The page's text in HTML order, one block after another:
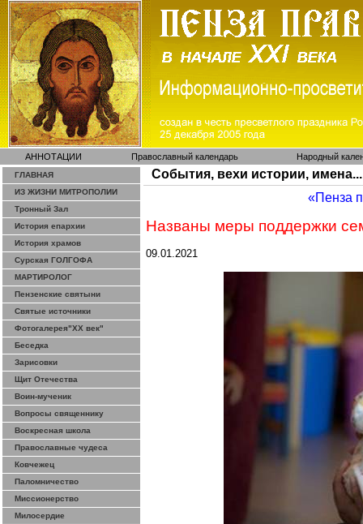
АННОТАЦИИ Православный календарь Народный
ГЛАВНАЯ
ИЗ ЖИЗНИ МИТРОПОЛИИ
Тронный Зал
История епархии
История храмов
Сурская ГОЛГОФА
МАРТИРОЛОГ
Пензенские святыни
Святые источники
Фотогалерея"ХХ век"
Беседка
Зарисовки
Щит Отечества
Воин-мученик
Вопросы священнику
Воскресная школа
Православные чудеса
Ковчежец
Паломничество
Миссионерство
Милосердие
События, вехи истории, имена...
«Пенза
Названы меры поддержки
09.01.2021